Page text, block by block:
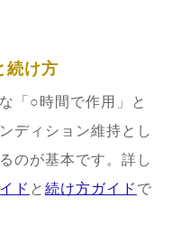
続け方
「○時間で作用」と
ディション維持とし
のが基本です。詳し
ド と 続け方ガイド で